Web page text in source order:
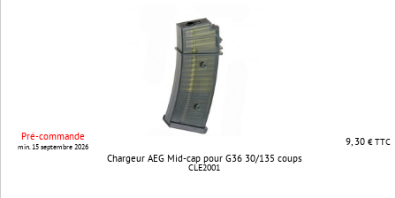
Pré-commande
min. 15 septembre 2026 9, 30€ TTC
Chargeur AEG Mid-cap pour G36 30/135 coups
CLE2001